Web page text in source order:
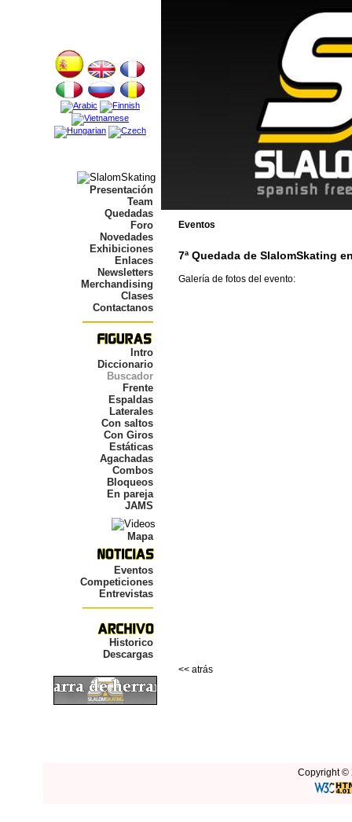
Presentación
Team
Quedadas
Foro
Novedades
Exhibiciones
Enlaces
Newsletters
Merchandising
Clases
Contactanos
Intro
Diccionario
Buscador
Frente
Espaldas
Laterales
Con saltos
Con Giros
Estáticas
Agachadas
Combos
Bloqueos
En pareja
JAMS
Mapa
Eventos
Competiciones
Entrevistas
Historico
Descargas
Eventos
7ª Quedada de SlalomSkating
Galería de fotos del evento:
<< atrás
Copyright ©